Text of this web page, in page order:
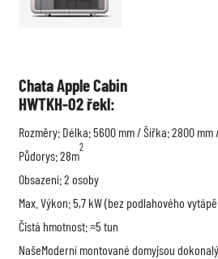
Chata Apple Cabin
HWTKH-02 řekl:
Rozměry: Délka: 5600 mm / Šířka: 2800 mm
Půdorys: 28m
2
Obsazení: 2 osoby
Max. Výkon: 5,7 kW (bez podlahového
Čistá hmotnost: ≈5 tun
NašeModerní montované domyjsou